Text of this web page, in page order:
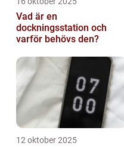
Vad är en
dockningsstation och
varför behövs den?
12 oktober 2025